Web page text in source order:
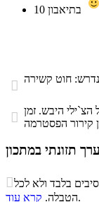
10

 היבש. זמן
תזונתי במתכון
תזונתי במתכון
סיבים
שומנים
בלבד ולא לכל
הטבלה. קרא עוד .